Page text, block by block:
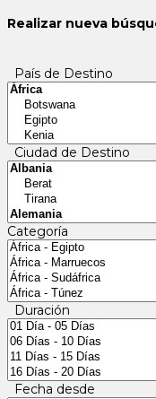
Realizar nueva
País de Destino
Ciudad de Destino
Categoría
Duración
Fecha desde